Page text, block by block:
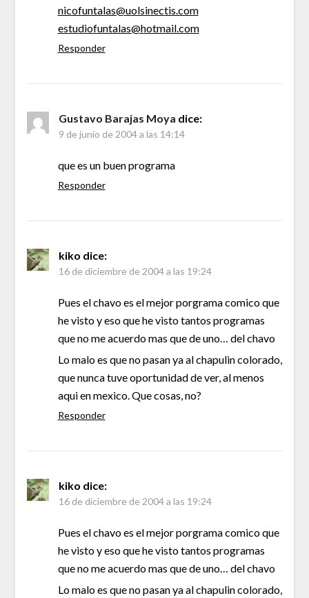
nicofuntalas@uolsinectis.com
estudiofuntalas@hotmail.com
Responder
Gustavo Barajas Moya dice:
9 de junio de 2004 a las 14:14
que es un buen programa
Responder
kiko dice:
16 de diciembre de 2004 a las 19:24
Pues el chavo es el mejor porgrama comico que
he visto y eso que he visto tantos programas
que no me acuerdo mas que de uno… del chavo
Lo malo es que no pasan ya al chapulin colorado,
que nunca tuve oportunidad de ver, al menos
aqui en mexico. Que cosas, no?
Responder
kiko dice:
16 de diciembre de 2004 a las 19:24
Pues el chavo es el mejor porgrama comico que
he visto y eso que he visto tantos programas
que no me acuerdo mas que de uno… del chavo
Lo malo es que no pasan ya al chapulin colorado,